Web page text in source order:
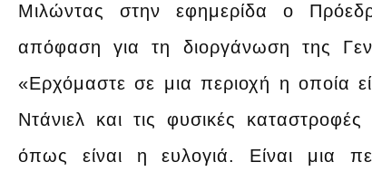
Μιλώντας στην εφημερίδα ο
απόφαση για τη διοργάνωση της
«Ερχόμαστε σε μια περιοχή η οποία
Ντάνιελ και τις φυσικές
όπως είναι η ευλογιά. Είναι μια